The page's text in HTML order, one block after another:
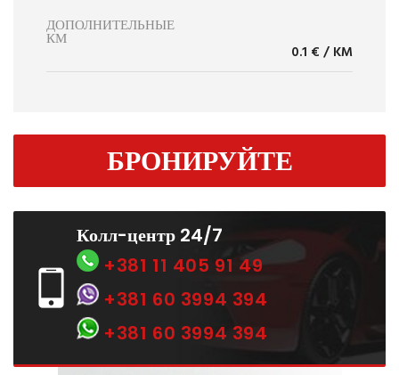
ДОПОЛНИТЕЛЬНЫЕ
КМ
0.1 € / KM
БРОНИРУЙТЕ
Колл-центр 24/7
+381 11 405 91 49
+381 60 3994 394
+381 60 3994 394